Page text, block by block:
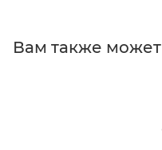
Вам также